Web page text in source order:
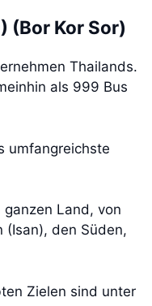
(Bor Kor Sor)
Thailands.
als 999 Bus
umfangreichste
Land, von
(Isan), den Süden,
Zielen sind unter